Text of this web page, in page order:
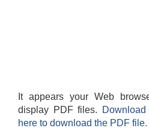
It appears your Web
display PDF files.
here to download the PDF file.